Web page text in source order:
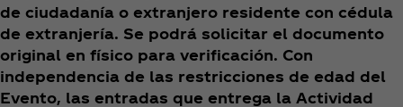
de ciudadanía o extranjero residente con cédula
de extranjería. Se podrá solicitar el documento
original en físico para verificación. Con
independencia de las restricciones de edad del
Evento, las entradas que entrega la Actividad